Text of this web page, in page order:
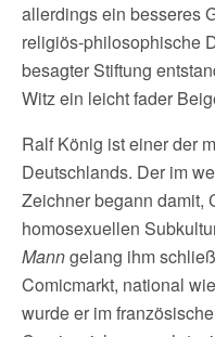
allerdings ein besseres
religiös-philosophische
besagter Stiftung
Witz ein leicht fader
Ralf König ist einer der
Deutschlands. Der im
Zeichner begann damit,
homosexuellen
Manngelang ihm
Comicmarkt, national
wurde er im